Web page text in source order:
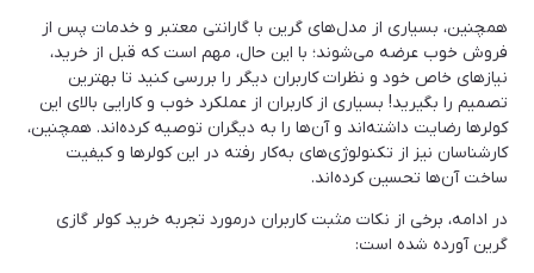
همچنین، بسیاری از مدل‌های گرین با گارانتی معتبر و خدمات پس از
فروش خوب عرضه می‌شوند؛ با این حال، مهم است که قبل از خرید،
نیازهای خاص خود و نظرات کاربران دیگر را بررسی کنید تا بهترین
تصمیم را بگیرید! بسیاری از کاربران از عملکرد خوب و کارایی بالای این
کولرها رضایت داشته‌اند و آن‌ها را به دیگران توصیه کرده‌اند. همچنین،
کارشناسان نیز از تکنولوژی‌های به‌کار رفته در این کولرها و کیفیت
ساخت آن‌ها تحسین کرده‌اند.
در ادامه، برخی از نکات مثبت کاربران درمورد تجربه خرید کولر گازی
گرین آورده شده است: